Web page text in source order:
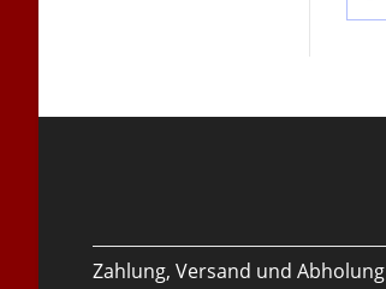
Zahlung, Versand und Abholung